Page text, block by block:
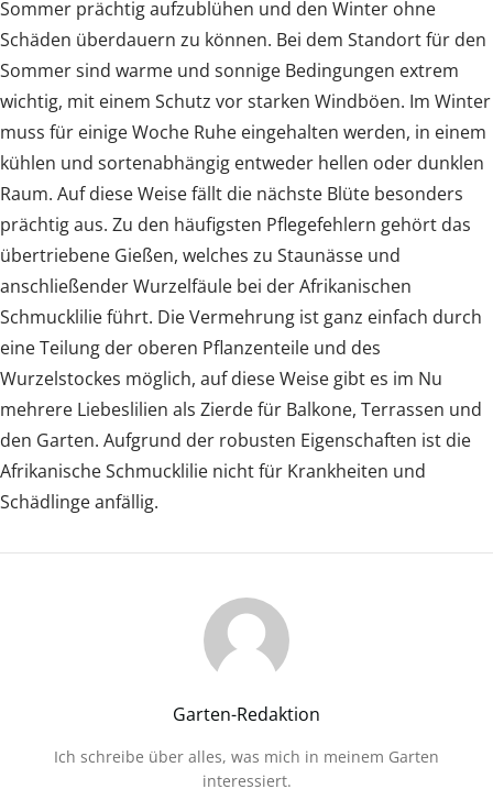
Sommer prächtig aufzublühen und den Winter ohne
Schäden überdauern zu können. Bei dem Standort für den
Sommer sind warme und sonnige Bedingungen extrem
wichtig, mit einem Schutz vor starken Windböen. Im Winter
muss für einige Woche Ruhe eingehalten werden, in einem
kühlen und sortenabhängig entweder hellen oder dunklen
Raum. Auf diese Weise fällt die nächste Blüte besonders
prächtig aus. Zu den häufigsten Pflegefehlern gehört das
übertriebene Gießen, welches zu Staunässe und
anschließender Wurzelfäule bei der Afrikanischen
Schmucklilie führt. Die Vermehrung ist ganz einfach durch
eine Teilung der oberen Pflanzenteile und des
Wurzelstockes möglich, auf diese Weise gibt es im Nu
mehrere Liebeslilien als Zierde für Balkone, Terrassen und
den Garten. Aufgrund der robusten Eigenschaften ist die
Afrikanische Schmucklilie nicht für Krankheiten und
Schädlinge anfällig.
Garten-Redaktion
Ich schreibe über alles, was mich in meinem Garten
interessiert.